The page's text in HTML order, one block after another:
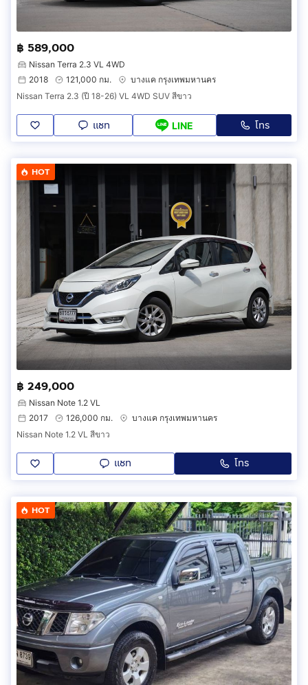
฿ 589,000
Nissan Terra 2.3 VL 4WD
2018
121,000 กม.
บางแค กรุงเทพมหานคร
Nissan Terra 2.3 (ปี 18-26) VL 4WD SUV สีขาว
แชท LINE โทร
HOT
฿ 249,000
Nissan Note 1.2 VL
2017
126,000 กม.
บางแค กรุงเทพมหานคร
Nissan Note 1.2 VL สีขาว
แชท โทร
HOT